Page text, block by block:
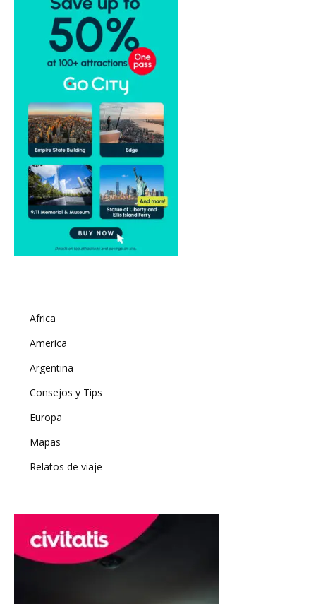
Africa
America
Argentina
Consejos y Tips
Europa
Mapas
Relatos de viaje